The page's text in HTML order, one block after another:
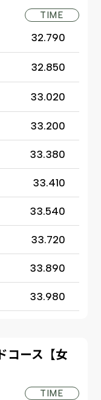
TIME
32.790
32.850
33.020
33.200
33.380
33.410
33.540
33.720
33.890
33.980
コース【女
TIME